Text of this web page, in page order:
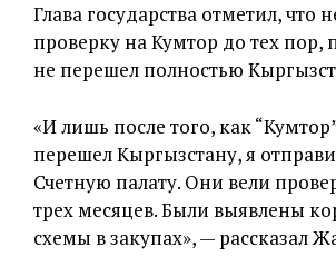
Глава государства отметил, что
проверку на Кумтор до тех пор,
не перешел полностью
«И лишь после того, как
перешел Кыргызстану, я
Счетную палату. Они вели
трех месяцев. Были выявлены
схемы в закупах», — рассказал